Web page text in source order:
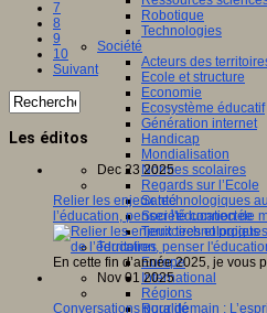
Robotique
Technologies
Société
Acteurs des
Ecole et structure
Economie
Ecosystème éducatif
Génération internet
Handicap
Mondialisation
Normes scolaires
Regards sur l’Ecole
Santé
Société connectée
Territoires et projets
Territoires
Europe
International
Régions
Ruralité
7
8
9
10
Suivant
Les éditos
Dec 23 2025
Relier les enjeux technologiques
l’éducation, penser l'éducation de
En cette fin d’année 2025, je vous
Nov 01 2025
Conversations pour demain :